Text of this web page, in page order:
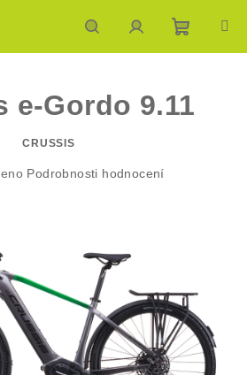
HledatPřihlášeníNákupní
košík
e-Gordo 9.11
CRUSSIS
Podrobnosti hodnocení